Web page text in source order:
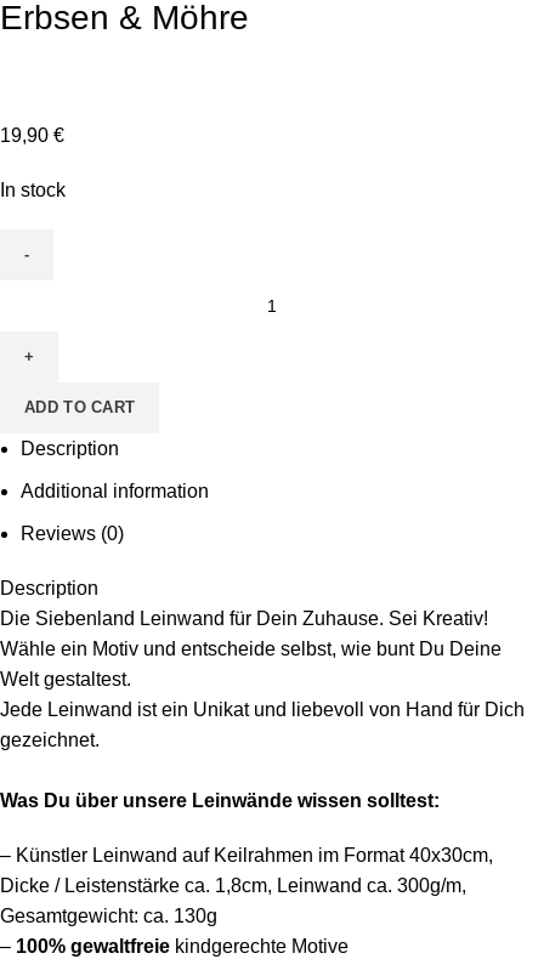
Erbsen & Möhre
19,90 €
In stock
Ausmalen
Motiv
Erbsen
quantity
ADD TO CART
Description
Additional information
Reviews (0)
Description
Die Siebenland Leinwand für Dein Zuhause. Sei Kreativ!
Wähle ein Motiv und entscheide selbst, wie bunt Du Deine
Welt gestaltest.
Jede Leinwand ist ein Unikat und liebevoll von Hand für Dich
gezeichnet.
Was Du über unsere Leinwände wissen solltest:
– Künstler Leinwand auf Keilrahmen im Format 40x30cm,
Dicke / Leistenstärke ca. 1,8cm, Leinwand ca. 300g/m,
Gesamtgewicht: ca. 130g
– 100% gewaltfreie kindgerechte Motive